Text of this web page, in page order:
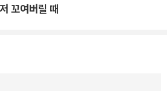
동안 최고의 속도로 일의 80%를 끝내
은 ‘여유 시간’을 확보하는 것이다. 여
률을 올리는 바로미터이기 때문이다.
꼬여버릴 때